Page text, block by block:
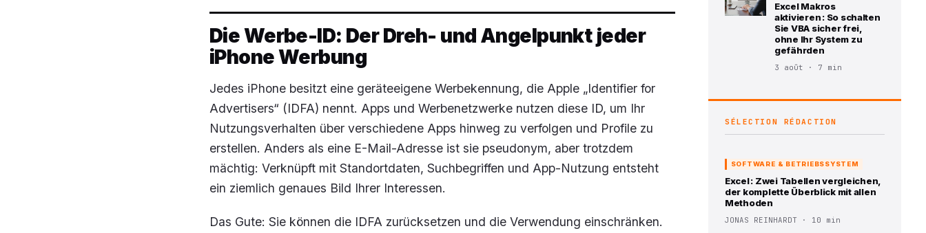
Die Werbe-ID: Der Dreh- und Angelpunkt jeder
iPhone Werbung
Jedes iPhone besitzt eine geräteeigene Werbekennung, die Apple „Identifier for
Advertisers“ (IDFA) nennt. Apps und Werbenetzwerke nutzen diese ID, um Ihr
Nutzungsverhalten über verschiedene Apps hinweg zu verfolgen und Profile zu
erstellen. Anders als eine E-Mail-Adresse ist sie pseudonym, aber trotzdem
mächtig: Verknüpft mit Standortdaten, Suchbegriffen und App-Nutzung entsteht
ein ziemlich genaues Bild Ihrer Interessen.
Das Gute: Sie können die IDFA zurücksetzen und die Verwendung einschränken.
Excel Makros
aktivieren : So schalten
Sie VBA sicher frei,
ohne Ihr System zu
gefährden
3 août · 7 min
SÉLECTION RÉDACTION
SOFTWARE & BETRIEBSSYSTEM
Excel : Zwei Tabellen vergleichen,
der komplette Überblick mit allen
Methoden
JONAS REINHARDT · 10 min